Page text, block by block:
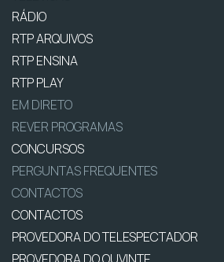
RÁDIO
RTP ARQUIVOS
RTP ENSINA
RTP PLAY
EM DIRETO
REVER PROGRAMAS
CONCURSOS
PERGUNTAS FREQUENTES
CONTACTOS
CONTACTOS
PROVEDORA DO TELESPECTADOR